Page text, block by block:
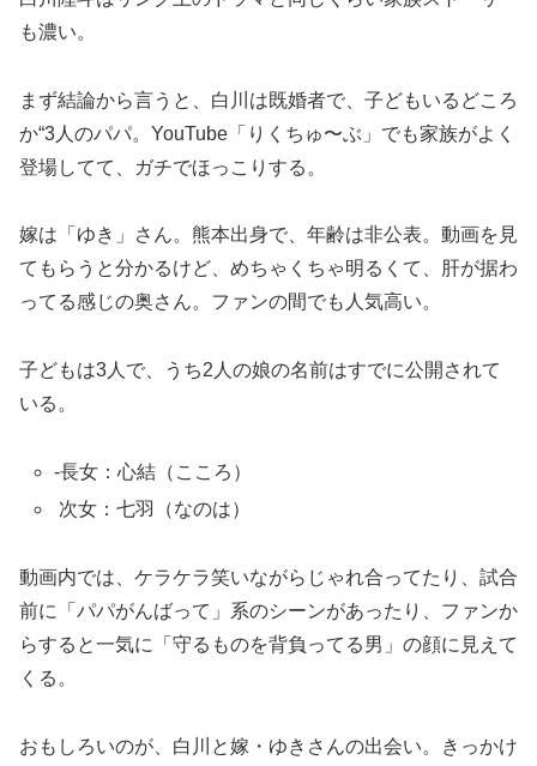
も濃い。
まず結論から言うと、白川は既婚者で、子どもいるどころ
か“3人のパパ。YouTube「りくちゅ〜ぶ」でも家族がよく
登場してて、ガチでほっこりする。
嫁は「ゆき」さん。熊本出身で、年齢は非公表。動画を見
てもらうと分かるけど、めちゃくちゃ明るくて、肝が据わ
ってる感じの奥さん。ファンの間でも人気高い。
子どもは3人で、うち2人の娘の名前はすでに公開されて
いる。
-長女：心結（こころ）
次女：七羽（なのは）
動画内では、ケラケラ笑いながらじゃれ合ってたり、試合
前に「パパがんばって」系のシーンがあったり、ファンか
らすると一気に「守るものを背負ってる男」の顔に見えて
くる。
おもしろいのが、白川と嫁・ゆきさんの出会い。きっかけ